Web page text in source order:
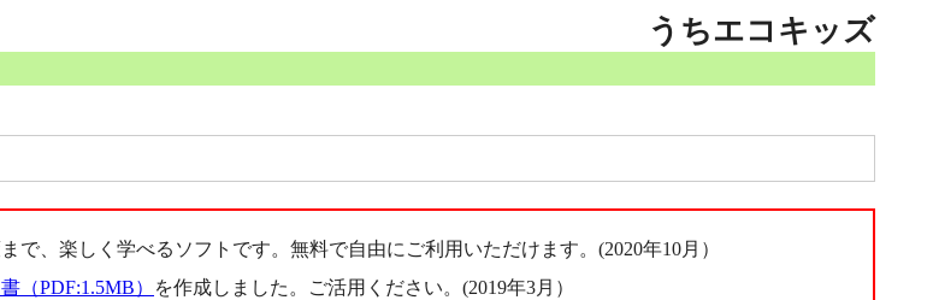
うちエコキッズ
、楽しく学べるソフトです。無料で自由にご利用いただけます。(2020年10月）
（PDF:1.5MB） を作成しました。ご活用ください。(2019年3月）